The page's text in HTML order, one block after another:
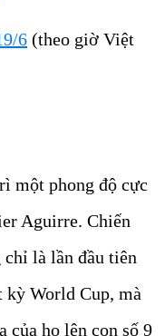
6 (theo giờ Việt
một phong độ cực
Aguirre. Chiến
là lần đầu tiên
World Cup, mà
của họ lên con số 9